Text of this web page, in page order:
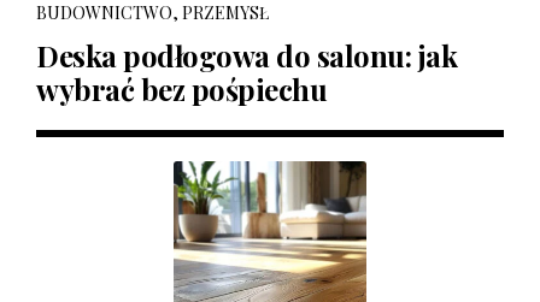
BUDOWNICTWO, PRZEMYSŁ
Deska podłogowa do salonu: jak
wybrać bez pośpiechu